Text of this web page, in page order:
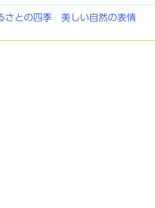
さとの四季 美しい自然の表情